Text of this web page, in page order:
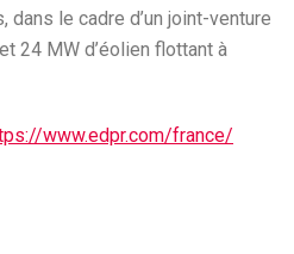
dans le cadre d’un joint-venture
24 MW d’éolien flottant à
www.edpr.com/france/